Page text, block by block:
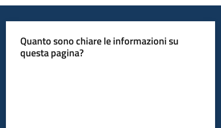
Quanto sono chiare le informazioni su
questa pagina?